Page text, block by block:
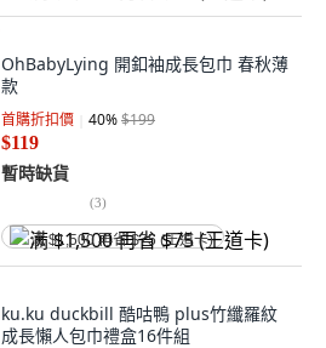
OhBabyLying 開釦袖成長包巾 春秋薄
款
首購折扣價 40%$199
$119
暫時缺貨
(3)
满 $1,500 再省 $75 (王道卡)
ku.ku duckbill 酷咕鴨 plus竹纖羅紋
成長懶人包巾禮盒16件組